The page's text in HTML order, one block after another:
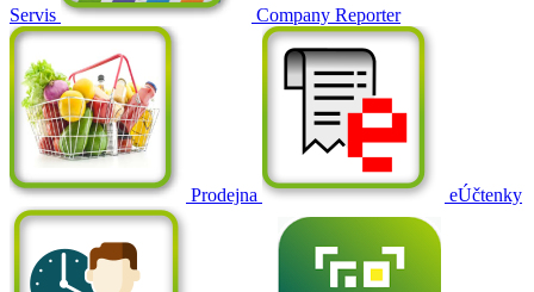
Servis Company Reporter
Prodejna eÚčtenky